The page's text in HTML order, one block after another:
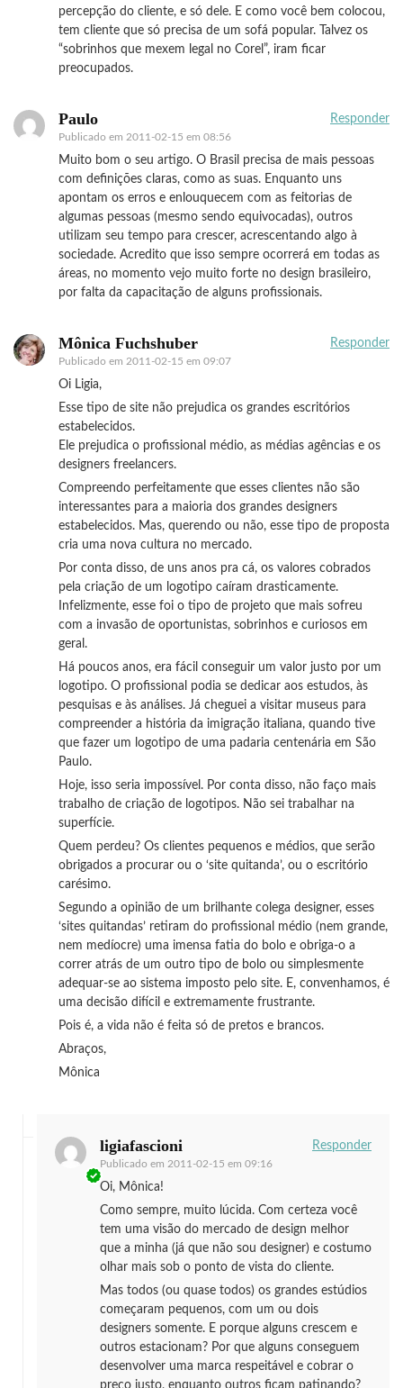
percepção do cliente, e só dele. E como você bem colocou,
tem cliente que só precisa de um sofá popular. Talvez os
“sobrinhos que mexem legal no Corel”, iram ficar
preocupados.
Paulo
Publicado em 2011-02-15 em 08:56
Responder
Muito bom o seu artigo. O Brasil precisa de mais pessoas
com definições claras, como as suas. Enquanto uns
apontam os erros e enlouquecem com as feitorias de
algumas pessoas (mesmo sendo equivocadas), outros
utilizam seu tempo para crescer, acrescentando algo à
sociedade. Acredito que isso sempre ocorrerá em todas as
áreas, no momento vejo muito forte no design brasileiro,
por falta da capacitação de alguns profissionais.
Mônica Fuchshuber
Publicado em 2011-02-15 em 09:07
Responder
Oi Ligia,
Esse tipo de site não prejudica os grandes escritórios
estabelecidos.
Ele prejudica o profissional médio, as médias agências e os
designers freelancers.
Compreendo perfeitamente que esses clientes não são
interessantes para a maioria dos grandes designers
estabelecidos. Mas, querendo ou não, esse tipo de proposta
cria uma nova cultura no mercado.
Por conta disso, de uns anos pra cá, os valores cobrados
pela criação de um logotipo caíram drasticamente.
Infelizmente, esse foi o tipo de projeto que mais sofreu
com a invasão de oportunistas, sobrinhos e curiosos em
geral.
Há poucos anos, era fácil conseguir um valor justo por um
logotipo. O profissional podia se dedicar aos estudos, às
pesquisas e às análises. Já cheguei a visitar museus para
compreender a história da imigração italiana, quando tive
que fazer um logotipo de uma padaria centenária em São
Paulo.
Hoje, isso seria impossível. Por conta disso, não faço mais
trabalho de criação de logotipos. Não sei trabalhar na
superfície.
Quem perdeu? Os clientes pequenos e médios, que serão
obrigados a procurar ou o ‘site quitanda’, ou o escritório
carésimo.
Segundo a opinião de um brilhante colega designer, esses
‘sites quitandas’ retiram do profissional médio (nem grande,
nem medíocre) uma imensa fatia do bolo e obriga-o a
correr atrás de um outro tipo de bolo ou simplesmente
adequar-se ao sistema imposto pelo site. E, convenhamos, é
uma decisão difícil e extremamente frustrante.
Pois é, a vida não é feita só de pretos e brancos.
Abraços,
Mônica
ligiafascioni
Publicado em 2011-02-15 em 09:16
Responder
Oi, Mônica!
Como sempre, muito lúcida. Com certeza você
tem uma visão do mercado de design melhor
que a minha (já que não sou designer) e costumo
olhar mais sob o ponto de vista do cliente.
Mas todos (ou quase todos) os grandes estúdios
começaram pequenos, com um ou dois
designers somente. E porque alguns crescem e
outros estacionam? Por que alguns conseguem
desenvolver uma marca respeitável e cobrar o
preço justo, enquanto outros ficam patinando?